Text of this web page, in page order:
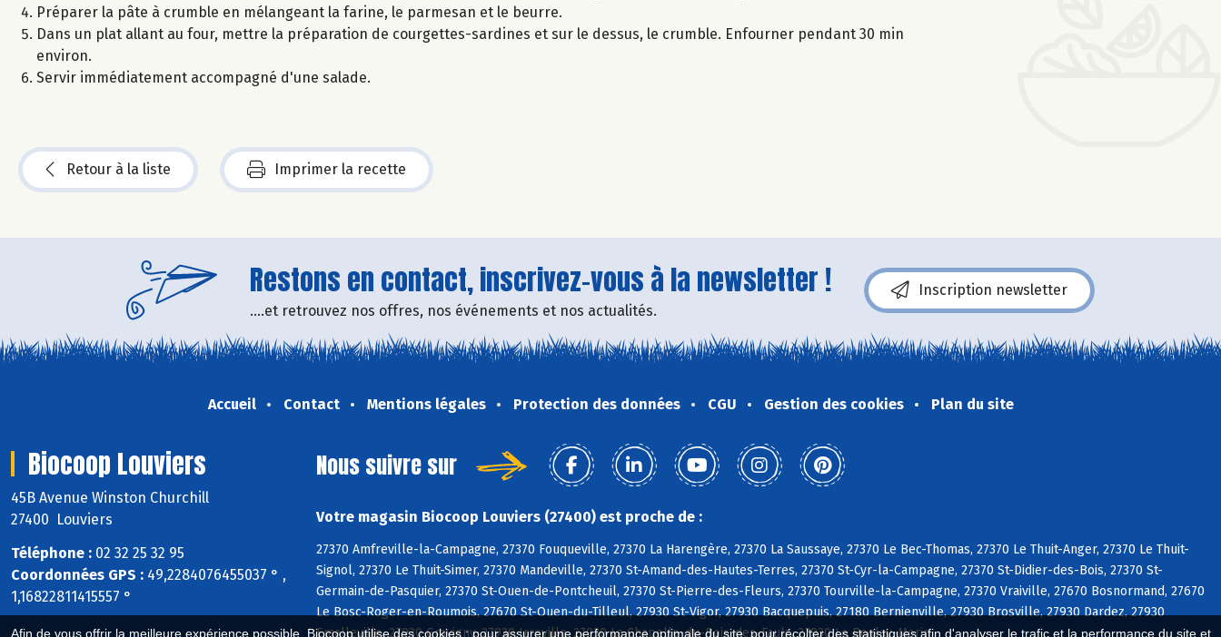
Afin de vous offrir la meilleure expérience possible, Biocoop utilise des cookies : pour assurer une performance optimale du site, pour récolter des statistiques afin d'analyser le trafic et la performance du site et
Préparer la pâte à crumble en mélangeant la farine, le parmesan et le beurre.
Dans un plat allant au four, mettre la préparation de courgettes-sardines et sur le dessus, le crumble. Enfourner pendant 30 min
environ.
Servir immédiatement accompagné d'une salade.
Retour à la liste Imprimer la recette
Restons en contact, inscrivez-vous à la newsletter !
....et retrouvez nos offres, nos événements et nos actualités.
Inscription newsletter
Accueil Contact Mentions légales Protection des données CGU Gestion des cookies Plan du site
Biocoop Louviers
45B Avenue Winston Churchill
27400 Louviers
Téléphone : 02 32 25 32 95
Coordonnées GPS : 49,2284076455037 ° ,
1,16822811415557 °
Nous suivre sur
Votre magasin Biocoop Louviers (27400) est proche de :
27370 Amfreville-la-Campagne, 27370 Fouqueville, 27370 La Harengère, 27370 La Saussaye, 27370 Le Bec-Thomas, 27370 Le Thuit-Anger, 27370 Le Thuit-
Signol, 27370 Le Thuit-Simer, 27370 Mandeville, 27370 St-Amand-des-Hautes-Terres, 27370 St-Cyr-la-Campagne, 27370 St-Didier-des-Bois, 27370 St-
Germain-de-Pasquier, 27370 St-Ouen-de-Pontcheuil, 27370 St-Pierre-des-Fleurs, 27370 Tourville-la-Campagne, 27370 Vraiville, 27670 Bosnormand, 27670
Le Bosc-Roger-en-Roumois, 27670 St-Ouen-du-Tilleul, 27930 St-Vigor, 27930 Bacquepuis, 27180 Bernienville, 27930 Brosville, 27930 Dardez, 27930
Emalleville, 27930 Gravigny, 27930 Irreville, 27930 La Chapelle-du-Bois-des-Faulx, 27930 Le Boulay-Morin